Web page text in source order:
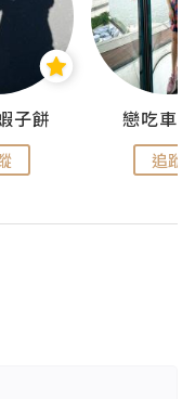
子餅 戀吃車
追蹤